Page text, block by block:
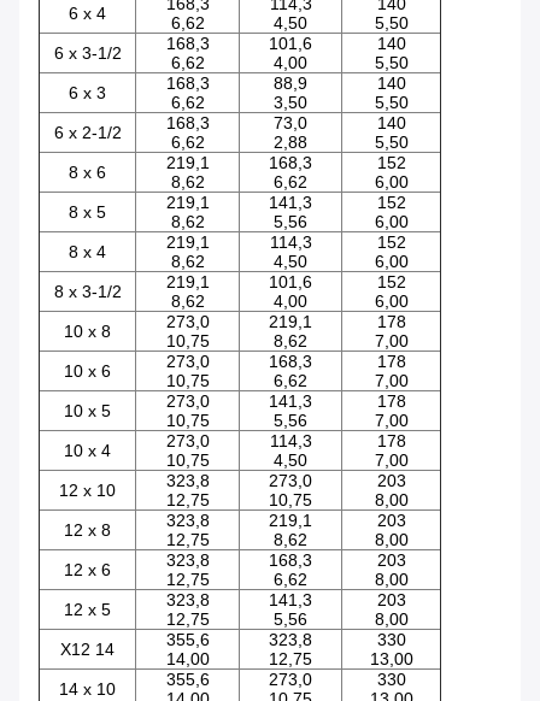
6 x 4
6,62
4,50
5,50
6 x 3-1/2
168,3
6,62
101,6
4,00
140
5,50
6 x 3
168,3
6,62
88,9
3,50
140
5,50
6 x 2-1/2
168,3
6,62
73,0
2,88
140
5,50
8 x 6
219,1
8,62
168,3
6,62
152
6,00
8 x 5
219,1
8,62
141,3
5,56
152
6,00
8 x 4
219,1
8,62
114,3
4,50
152
6,00
8 x 3-1/2
219,1
8,62
101,6
4,00
152
6,00
10 x 8
273,0
10,75
219,1
8,62
178
7,00
10 x 6
273,0
10,75
168,3
6,62
178
7,00
10 x 5
273,0
10,75
141,3
5,56
178
7,00
10 x 4
273,0
10,75
114,3
4,50
178
7,00
12 x 10
323,8
12,75
273,0
10,75
203
8,00
12 x 8
323,8
12,75
219,1
8,62
203
8,00
12 x 6
323,8
12,75
168,3
6,62
203
8,00
12 x 5
323,8
12,75
141,3
5,56
203
8,00
X12 14
355,6
14,00
323,8
12,75
330
13,00
14 x 10
355,6
273,0
330